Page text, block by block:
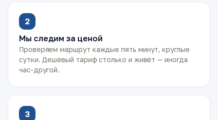
2
Мы следим за ценой
Проверяем маршрут каждые пять минут, круглые
сутки. Дешёвый тариф столько и живёт — иногда
час-другой.
3